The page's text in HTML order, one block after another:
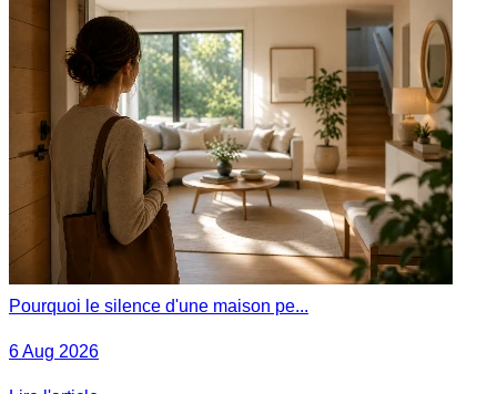
Pourquoi le silence d'une maison pe...
6 Aug 2026